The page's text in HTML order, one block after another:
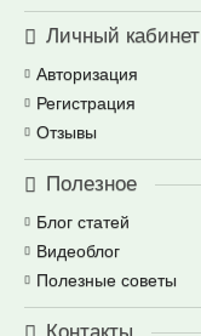
Личный кабинет
Авторизация
Регистрация
Отзывы
Полезное
Блог статей
Видеоблог
Полезные советы